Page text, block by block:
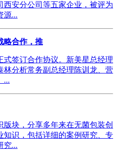
安分公司等五家企业，被评为
源...
略合作，推
式签订合作协议。新美星总经理
林分析常务副总经理陈训龙、营
...
块，分享多年来在无菌包装创
知识，包括详细的案例研究、专
究...